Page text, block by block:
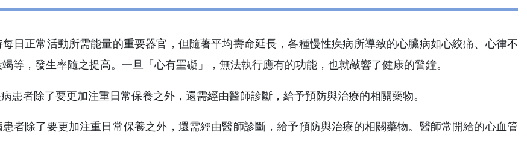
日正常活動所需能量的重要器官，但隨著平均壽命延長，各種慢性疾病所導致的心臟病如心絞痛、心律不
等，發生率隨之提高。一旦「心有罣礙」，無法執行應有的功能，也就敲響了健康的警鐘。
者除了要更加注重日常保養之外，還需經由醫師診斷，給予預防與治療的相關藥物。醫師常開給的心血管